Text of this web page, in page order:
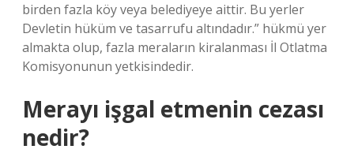
birden fazla köy veya belediyeye aittir. Bu yerler
Devletin hüküm ve tasarrufu altındadır.” hükmü yer
almakta olup, fazla meraların kiralanması İl Otlatma
Komisyonunun yetkisindedir.
Merayı işgal etmenin cezası
nedir?